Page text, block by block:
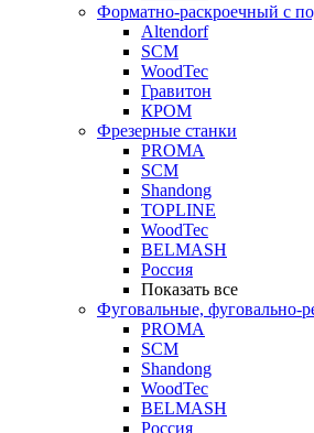
Форматно-раскроечный с
Altendorf
SCM
WoodTec
Гравитон
КРОМ
Фрезерные станки
PROMA
SCM
Shandong
TOPLINE
WoodTec
BELMASH
Россия
Показать все
Фуговальные, фуговально-
PROMA
SCM
Shandong
WoodTec
BELMASH
Россия